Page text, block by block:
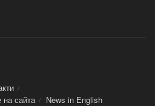
сайта
News in Еnglish